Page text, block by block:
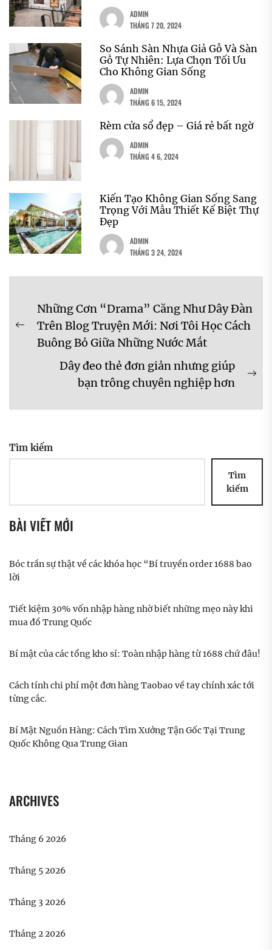
ADMIN
THÁNG 7 20, 2024
So Sánh Sàn Nhựa Giả Gỗ Và Sàn
Gỗ Tự Nhiên: Lựa Chọn Tối Ưu
Cho Không Gian Sống
ADMIN
THÁNG 6 15, 2024
Rèm cửa sổ đẹp – Giá rẻ bất ngờ
ADMIN
THÁNG 4 6, 2024
Kiến Tạo Không Gian Sống Sang
Trọng Với Mẫu Thiết Kế Biệt Thự
Đẹp
ADMIN
THÁNG 3 24, 2024
Điều
hướng
bài
Previous
post:
Những Cơn “Drama” Căng Như Dây Đàn
Trên Blog Truyện Mới: Nơi Tôi Học Cách
Buông Bỏ Giữa Những Nước Mắt
Dây đeo thẻ đơn giản nhưng giúp
bạn trông chuyên nghiệp hơn
Tìm kiếm
Tìm
kiếm
BÀI VIẾT MỚI
Bóc trần sự thật về các khóa học “Bí truyền order 1688 bao
lời
Tiết kiệm 30% vốn nhập hàng nhờ biết những mẹo này khi
mua đồ Trung Quốc
Bí mật của các tổng kho sỉ: Toàn nhập hàng từ 1688 chứ đâu!
Cách tính chi phí một đơn hàng Taobao về tay chính xác tới
từng cắc.
Bí Mật Nguồn Hàng: Cách Tìm Xưởng Tận Gốc Tại Trung
Quốc Không Qua Trung Gian
ARCHIVES
Tháng 6 2026
Tháng 5 2026
Tháng 3 2026
Tháng 2 2026